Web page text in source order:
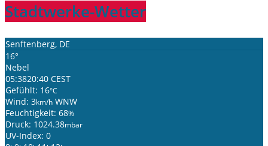
Stadtwerke-Wetter
Senftenberg, DE
16°
Nebel
05:3820:40 CEST
Gefühlt: 16°C
Wind: 3km/h WNW
Feuchtigkeit: 68%
Druck: 1024.38mbar
UV-Index: 0